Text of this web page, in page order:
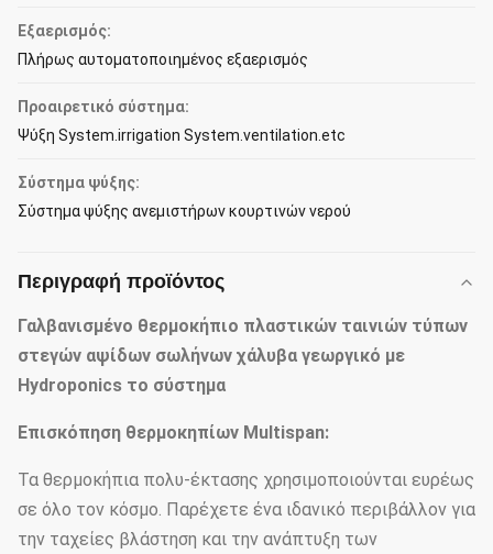
Εξαερισμός:
Πλήρως αυτοματοποιημένος εξαερισμός
Προαιρετικό σύστημα:
Ψύξη System.irrigation System.ventilation.etc
Σύστημα ψύξης:
Σύστημα ψύξης ανεμιστήρων κουρτινών νερού
Περιγραφή προϊόντος
Γαλβανισμένο θερμοκήπιο πλαστικών ταινιών τύπων
στεγών αψίδων σωλήνων χάλυβα γεωργικό με
Hydroponics το σύστημα
Επισκόπηση θερμοκηπίων Multispan:
Τα θερμοκήπια πολυ-έκτασης χρησιμοποιούνται ευρέως
σε όλο τον κόσμο. Παρέχετε ένα ιδανικό περιβάλλον για
την ταχείες βλάστηση και την ανάπτυξη των